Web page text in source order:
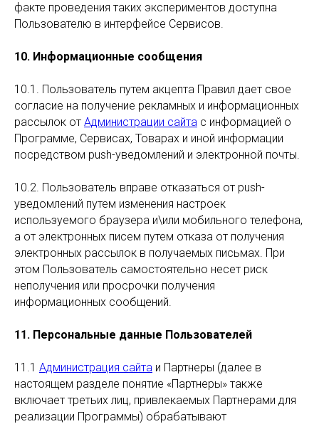
факте проведения таких экспериментов доступна
Пользователю в интерфейсе Сервисов.
10. Информационные сообщения
10.1. Пользователь путем акцепта Правил дает свое
согласие на получение рекламных и информационных
рассылок от Администрации сайта с информацией о
Программе, Сервисах, Товарах и иной информации
посредством push-уведомлений и электронной почты.
10.2. Пользователь вправе отказаться от push-
уведомлений путем изменения настроек
используемого браузера и\или мобильного телефона,
а от электронных писем путем отказа от получения
электронных рассылок в получаемых письмах. При
этом Пользователь самостоятельно несет риск
неполучения или просрочки получения
информационных сообщений.
11. Персональные данные Пользователей
11.1 Администрация сайта и Партнеры (далее в
настоящем разделе понятие «Партнеры» также
включает третьих лиц, привлекаемых Партнерами для
реализации Программы) обрабатывают